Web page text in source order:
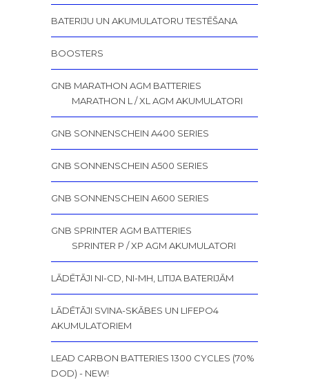
BATERIJU UN AKUMULATORU TESTĒŠANA
BOOSTERS
GNB MARATHON AGM BATTERIES
MARATHON L / XL AGM AKUMULATORI
GNB SONNENSCHEIN A400 SERIES
GNB SONNENSCHEIN A500 SERIES
GNB SONNENSCHEIN A600 SERIES
GNB SPRINTER AGM BATTERIES
SPRINTER P / XP AGM AKUMULATORI
LĀDĒTĀJI NI-CD, NI-MH, LITIJA BATERIJĀM
LĀDĒTĀJI SVINA-SKĀBES UN LIFEPO4
AKUMULATORIEM
LEAD CARBON BATTERIES 1300 CYCLES (70%
DOD) - NEW!